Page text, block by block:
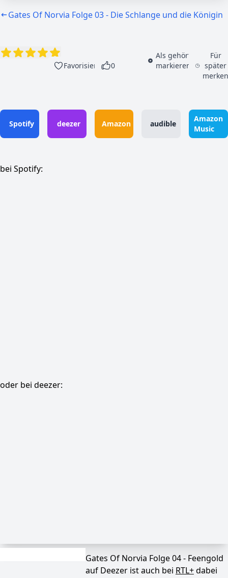
Gates Of Norvia Folge 03 - Die Schlange und die Königin
Favorisieren 0
Als gehört
markieren
Für
später
Spotify deezer Amazon audible
Amazon
Music
bei Spotify:
oder bei deezer:
Gates Of Norvia Folge 04 - Feengold
auf Deezer ist auch bei RTL+dabei